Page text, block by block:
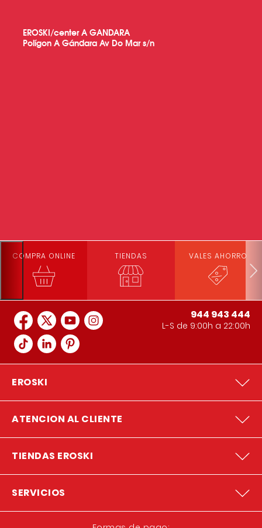
EROSKI/center A GANDARA
Polígon A Gándara Av Do Mar s/n
COMPRA ONLINE TIENDAS VALES AHORRO
944 943 444
L-S de 9:00h a 22:00h
EROSKI
ATENCION AL CLIENTE
TIENDAS EROSKI
SERVICIOS